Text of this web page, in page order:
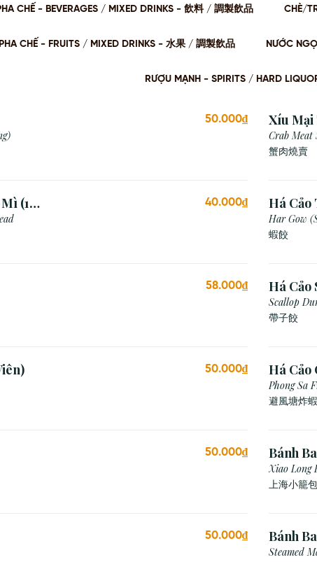
CHẾ - BEVERAGES / MIXED DRINKS - 飲料 / 調製飲品 CHÈ/
CHẾ - FRUITS / MIXED DRINKS - ⽔果 / 調製飲品 NƯỚC
RƯỢU MẠNH - SPIRITS / HARD
50.000₫ Xíu Mại
Crab Meat
蟹肉燒賣
(1
40.000₫ Há Cảo
Har Gow
蝦餃
58.000₫ Há Cảo
Scallop
帶子餃
50.000₫ Há Cảo
Phong Sa
避風塘炸
50.000₫ Bánh
Xiao Long
上海小籠包
50.000₫ Bánh
Steamed